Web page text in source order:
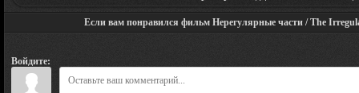
Если вам понравился фильм Нерегулярные части / The
Войдите: